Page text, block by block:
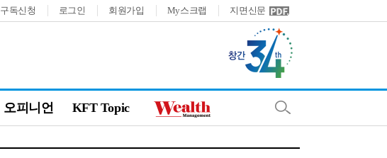
구독신청 로그인 회원가입 My스크랩 지면신문
오피니언 KFT Topic